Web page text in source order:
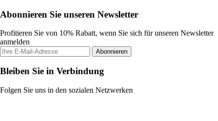
Abonnieren Sie unseren Newsletter
Profitieren Sie von 10% Rabatt, wenn Sie sich für unseren Newsletter
anmelden
Abonnieren
Bleiben Sie in Verbindung
Folgen Sie uns in den sozialen Netzwerken